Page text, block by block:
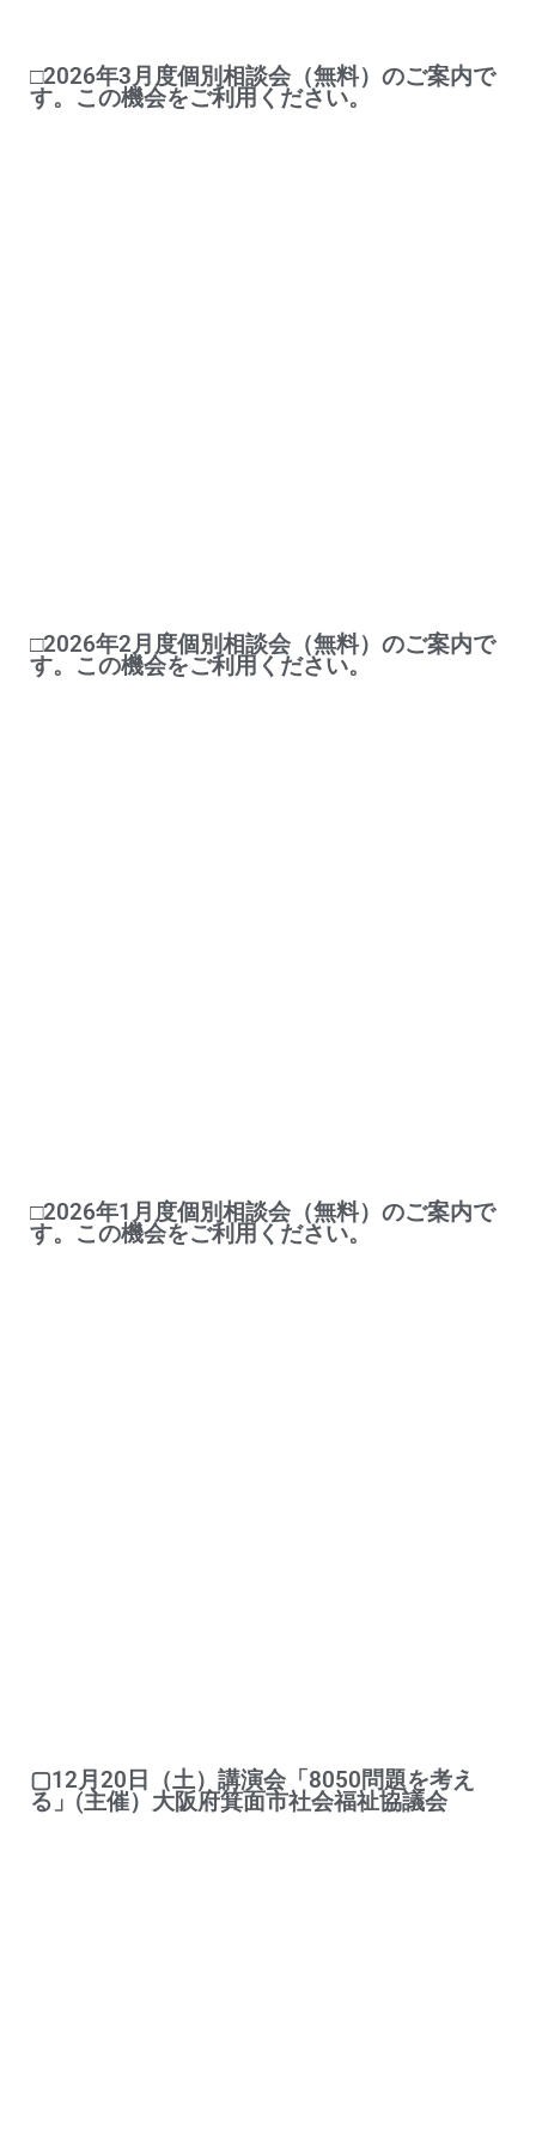
□2026年3月度個別相談会（無料）のご案内で
す。この機会をご利用ください。
□2026年2月度個別相談会（無料）のご案内で
す。この機会をご利用ください。
□2026年1月度個別相談会（無料）のご案内で
す。この機会をご利用ください。
▢12月20日（土）講演会「8050問題を考え
る」(主催）大阪府箕面市社会福祉協議会